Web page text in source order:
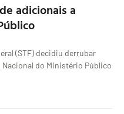
adicionais a
(STF) decidiu derrubar
do Ministério Público